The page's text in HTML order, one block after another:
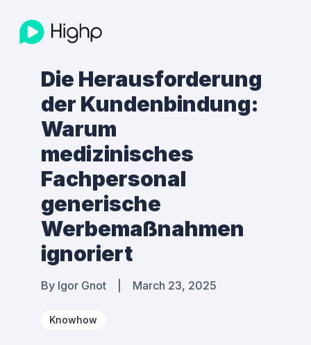
Die Herausforderung
der Kundenbindung:
Warum
medizinisches
Fachpersonal
generische
Werbemaßnahmen
ignoriert
By Igor Gnot March 23, 2025
Knowhow